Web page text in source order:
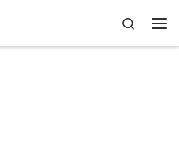
Search